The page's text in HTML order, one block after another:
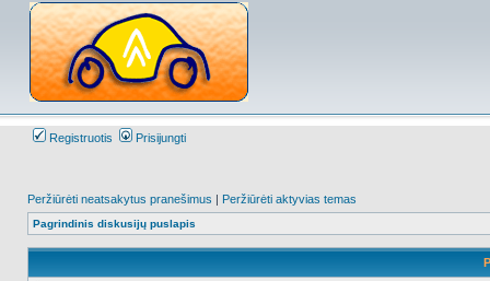
Registruotis Prisijungti
Peržiūrėti neatsakytus pranešimus | Peržiūrėti aktyvias temas
Pagrindinis diskusijų puslapis